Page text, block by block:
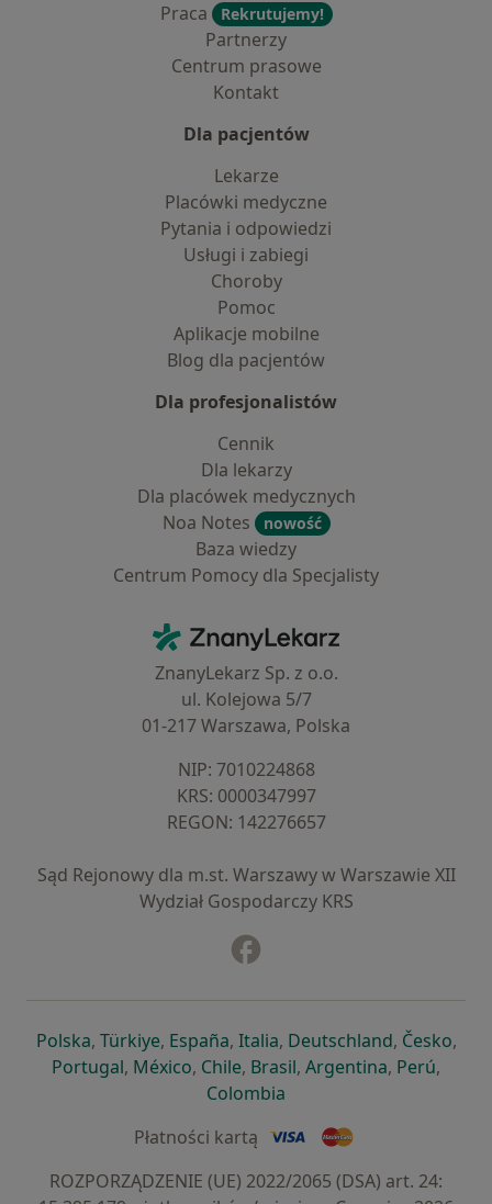
Praca
Rekrutujemy!
Partnerzy
Centrum prasowe
Kontakt
Dla pacjentów
Lekarze
Placówki medyczne
Pytania i odpowiedzi
Usługi i zabiegi
Choroby
Pomoc
Aplikacje mobilne
Blog dla pacjentów
Dla profesjonalistów
Cennik
Dla lekarzy
Dla placówek medycznych
Noa Notes
nowość
Baza wiedzy
Centrum Pomocy dla Specjalisty
ZnanyLekarz - Strona główna
ZnanyLekarz Sp. z o.o.
ul. Kolejowa 5/7
01-217 Warszawa, Polska
NIP: ⁠7010224868
KRS: ⁠0000347997
REGON: ⁠142276657
Sąd Rejonowy dla m.st. Warszawy w Warszawie XII
Wydział Gospodarczy KRS
Polskaotwiera się w nowej karcie
, Türkiyeotwiera się w nowej karcie
, Españaotwiera się w nowej karcie
, Italiaotwiera się w nowej
, Deutschlandotwiera się
, Česko,
Portugalotwiera się w nowej karcie
, Méxicootwiera się w nowej karcie
, Chileotwiera się w nowej karcie
, Brasilotwiera się w nowej
, Argentinaotwiera się
, Perú,
Colombia
Płatności kartą
ROZPORZĄDZENIE (UE) 2022/2065 (DSA) art. 24: